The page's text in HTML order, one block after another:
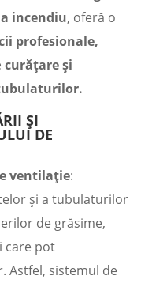
incendiu, oferă o
profesionale,
curățare și
ȘI
DE
ventilație:
și a tubulaturilor
de grăsime,
care pot
Astfel, sistemul de